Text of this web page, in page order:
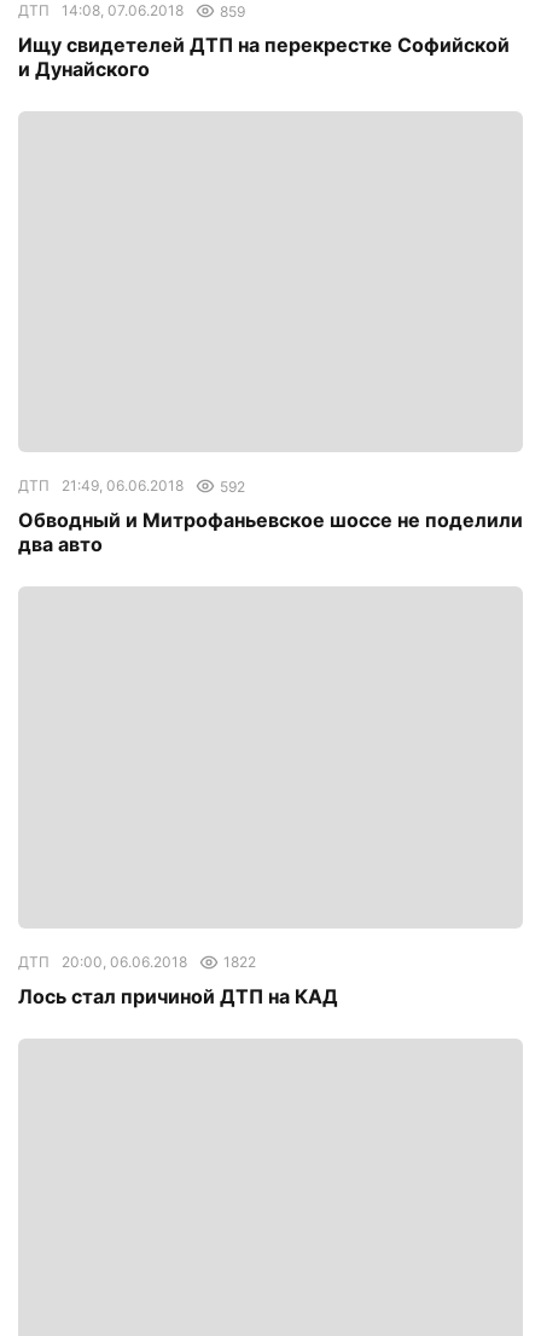
ДТП 14:08, 07.06.2018 859
Ищу свидетелей ДТП на перекрестке Софийской
и Дунайского
ДТП 21:49, 06.06.2018 592
Обводный и Митрофаньевское шоссе не поделили
два авто
ДТП 20:00, 06.06.2018 1822
Лось стал причиной ДТП на КАД